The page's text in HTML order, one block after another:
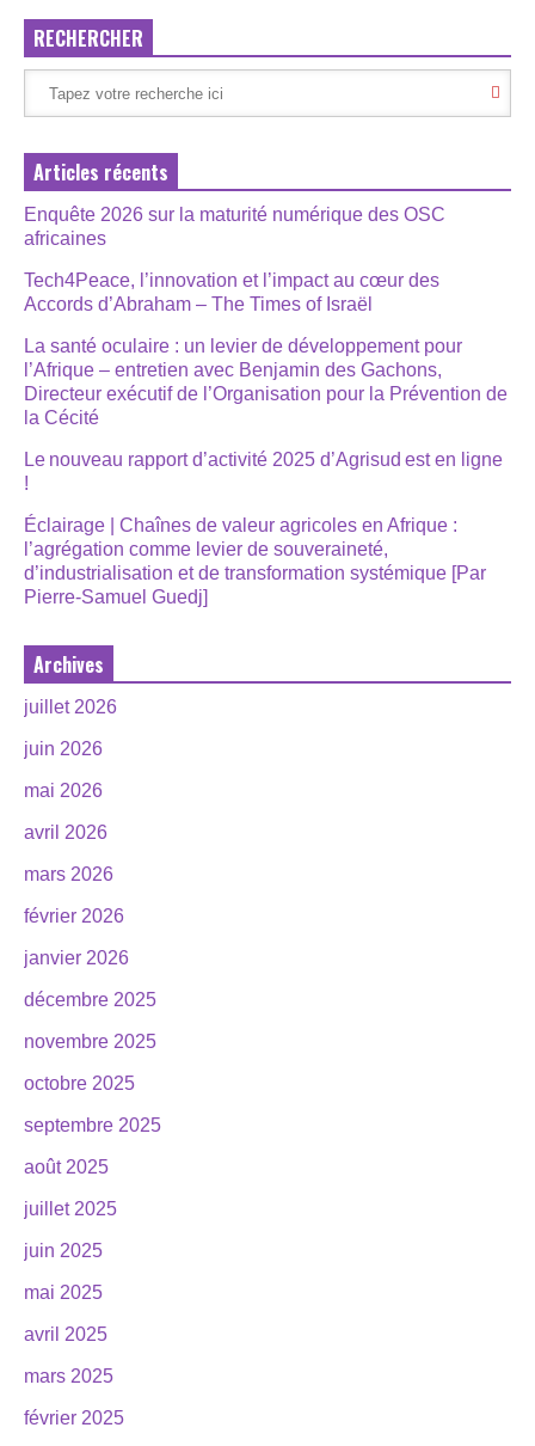
RECHERCHER
Articles récents
Enquête 2026 sur la maturité numérique des OSC
africaines
Tech4Peace, l’innovation et l’impact au cœur des
Accords d’Abraham – The Times of Israël
La santé oculaire : un levier de développement pour
l’Afrique – entretien avec Benjamin des Gachons,
Directeur exécutif de l’Organisation pour la Prévention de
la Cécité
Le nouveau rapport d’activité 2025 d’Agrisud est en ligne
!
Éclairage | Chaînes de valeur agricoles en Afrique :
l’agrégation comme levier de souveraineté,
d’industrialisation et de transformation systémique [Par
Pierre-Samuel Guedj]
Archives
juillet 2026
juin 2026
mai 2026
avril 2026
mars 2026
février 2026
janvier 2026
décembre 2025
novembre 2025
octobre 2025
septembre 2025
août 2025
juillet 2025
juin 2025
mai 2025
avril 2025
mars 2025
février 2025